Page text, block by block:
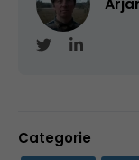
Categorie